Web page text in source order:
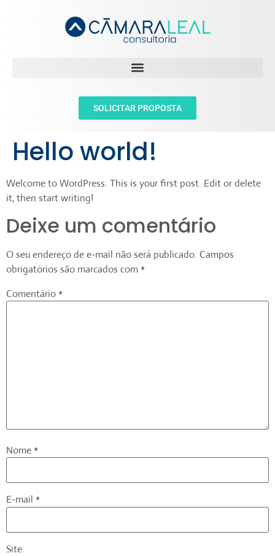
SOLICITAR PROPOSTA
Hello world!
Welcome to WordPress. This is your first post. Edit or delete
it, then start writing!
Deixe um comentário
O seu endereço de e-mail não será publicado. Campos
obrigatórios são marcados com *
Comentário *
Nome *
E-mail *
Site